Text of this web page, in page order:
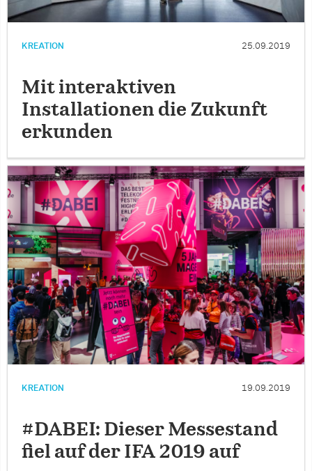
KREATION 25.09.2019
Mit interaktiven
Installationen die Zukunft
erkunden
KREATION 19.09.2019
#DABEI: Dieser Messestand
fiel auf der IFA 2019 auf